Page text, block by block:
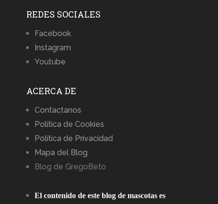
REDES SOCIALES
Facebook
Instagram
Youtube
ACERCA DE
Contactanos
Política de Cookies
Política de Privacidad
Mapa del Blog
Blog de GregoBeto
El contenido de este blog de mascotas es